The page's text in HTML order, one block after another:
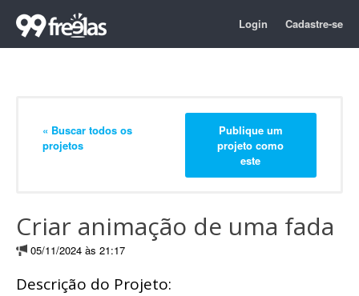
Login Cadastre-se
« Buscar todos os
projetos
Publique um
projeto como
este
Criar animação de uma fada
05/11/2024 às 21:17
Descrição do Projeto: